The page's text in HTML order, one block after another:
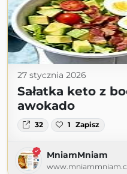
27 stycznia 2026
Sałatka keto z
awokado
32 1 Zapisz
MniamMniam